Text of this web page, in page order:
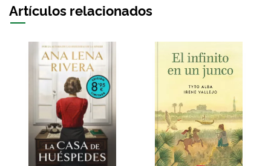
Artículos relacionados